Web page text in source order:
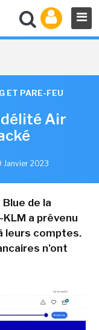
ET PARE-FEU
Air
Janvier 2023
de la
a prévenu
leurs comptes.
n'ont